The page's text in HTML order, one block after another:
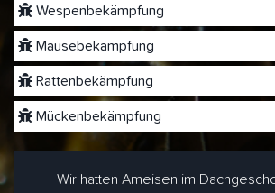
Wespenbekämpfung
Mäusebekämpfung
Rattenbekämpfung
Mückenbekämpfung
Wir hatten Ameisen im